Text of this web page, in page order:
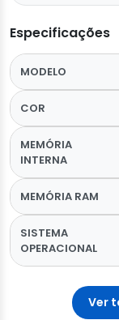
Especificações
MODELO
COR
MEMÓRIA
INTERNA
MEMÓRIA RAM
SISTEMA
OPERACIONAL
Ver